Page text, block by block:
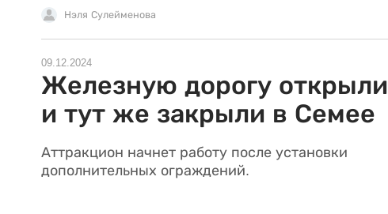
Нэля Сулейменова
09.12.2024
Железную дорогу открыли
и тут же закрыли в Семее
Аттракцион начнет работу после установки
дополнительных ограждений.